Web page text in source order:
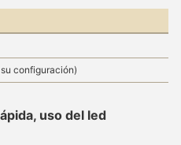
configuración)
uso del led